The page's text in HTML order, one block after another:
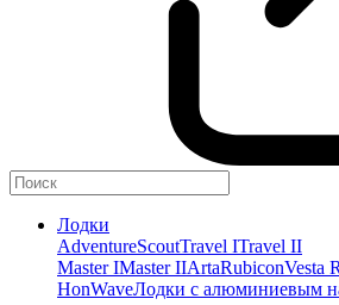
Лодки
AdventureScoutTravel ITravel II
Master IMaster IIArtaRubiconVesta
HonWaveЛодки с алюминиевым